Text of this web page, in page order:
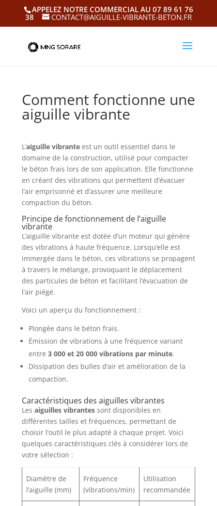
APPELEZ NOTRE COMMERCIAL AU 07 89 61 76
38
CONTACT@AIGUILLE-VIBRANTE-BETON.FR
Comment fonctionne une
aiguille vibrante
L’aiguille vibranteest un outil essentiel dans le
domaine de la construction, utilisé pour compacter
le béton frais lors de son application. Elle fonctionne
en créant des vibrations qui permettent d’évacuer
l’air emprisonné et d’assurer une meilleure
compaction du béton.
Principe de fonctionnement de l’aiguille
vibrante
L’aiguille vibrante est dotée d’un moteur qui génère
des vibrations à haute fréquence. Lorsqu’elle est
immergée dans le béton, ces vibrations se propagent
à travers le mélange, provoquant le déplacement
des particules de béton et facilitant l’évacuation de
l’air piégé.
Voici un aperçu du fonctionnement :
Plongée dans le béton frais.
Émission de vibrations à une fréquence variant
entre 3 000 et 20 000 vibrations par minute.
Dissipation des bulles d’air et amélioration de la
compaction.
Caractéristiques des aiguilles vibrantes
Les aiguilles vibrantessont disponibles en
différentes tailles et fréquences, permettant de
choisir l’outil le plus adapté à chaque projet. Voici
quelques caractéristiques clés à considérer lors de
votre sélection :
Diamètre de
l’aiguille (mm)
Fréquence
(vibrations/min)
Utilisation
recommandée